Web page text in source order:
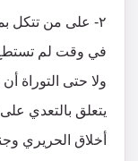
٢- على من تتكل
في وقت لم تستطع
ولا حتى التوراة
يتعلق بالتعدي
أخلاق الحريري